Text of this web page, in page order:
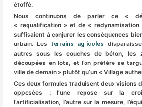
étoffé.
Nous continuons de parler de «
« requalification » et de « redynamisation
suffisaient à conjurer les conséquences
urbain. Les
terrains agricoles
autres sous les couches de béton, les
découpées en lots, et l’on préfère se
ville de demain » plutôt qu’un « Village
Ces deux formules traduisent deux visions
opposées : l’une repose sur la
l’artificialisation, l’autre sur la mesure,